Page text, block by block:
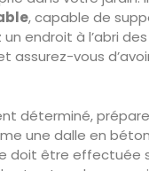
, capable de
un endroit à l’abri
assurez-vous
déterminé,
une dalle en
doit être effectuée